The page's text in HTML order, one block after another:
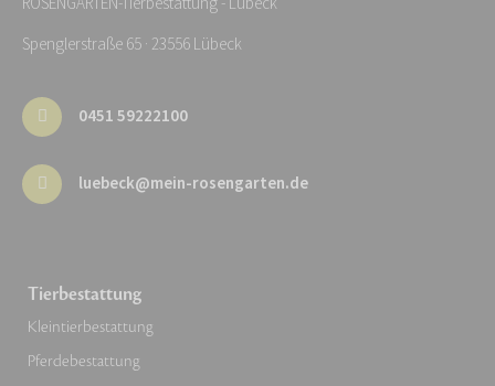
Spenglerstraße 65 · 23556 Lübeck
0451 59222100
luebeck@mein-rosengarten.de
Tierbestattung
Kleintierbestattung
Pferdebestattung